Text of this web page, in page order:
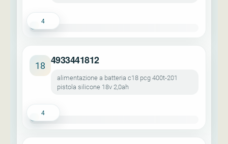
4
18 4933441812
alimentazione a batteria c18 pcg 400t-201
pistola silicone 18v 2,0ah
4